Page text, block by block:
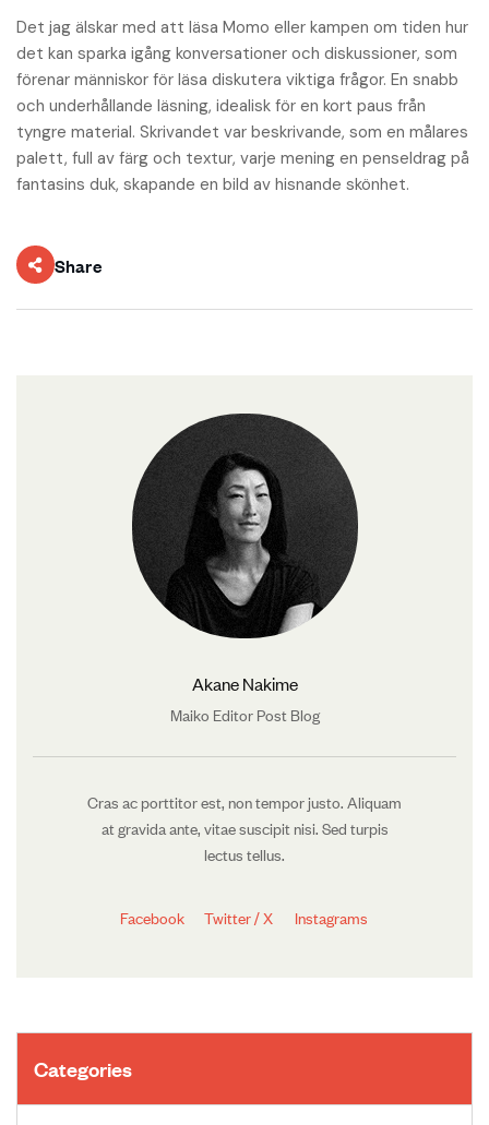
Det jag älskar med att läsa Momo eller kampen om tiden hur
det kan sparka igång konversationer och diskussioner, som
förenar människor för läsa diskutera viktiga frågor. En snabb
och underhållande läsning, idealisk för en kort paus från
tyngre material. Skrivandet var beskrivande, som en målares
palett, full av färg och textur, varje mening en penseldrag på
fantasins duk, skapande en bild av hisnande skönhet.
Share
Akane Nakime
Maiko Editor Post Blog
Cras ac porttitor est, non tempor justo. Aliquam
at gravida ante, vitae suscipit nisi. Sed turpis
lectus tellus.
Facebook Twitter / X Instagrams
Categories